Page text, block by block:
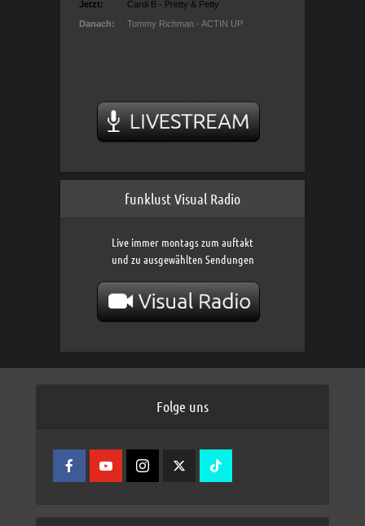
funklust Visual Radio
Live immer montags zum auftakt
und zu ausgewählten Sendungen
Folge uns